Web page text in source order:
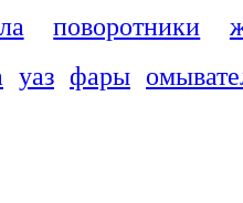
поворотники
уаз фары